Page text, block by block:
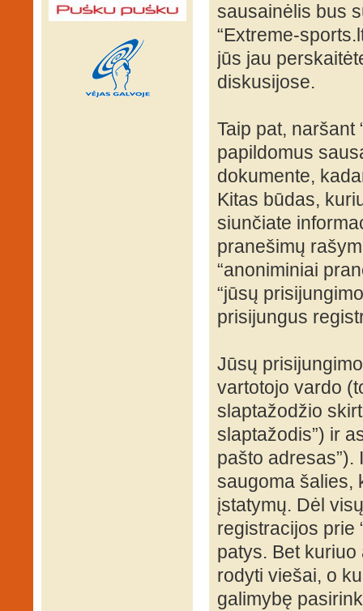
sausainėlis bus
“Extreme-
jūs jau
diskusijose.
Taip pat, naršant
papildomus
dokumente,
Kitas būdas,
siunčiate
pranešimų
“anoniminiai
“jūsų
prisijungus
Jūsų
vartotojo vardo
slaptažodžio
slaptažodis”) ir
pašto
saugoma šalies,
įstatymų. Dėl
registracijos prie
patys. Bet
rodyti viešai, o
galimybę